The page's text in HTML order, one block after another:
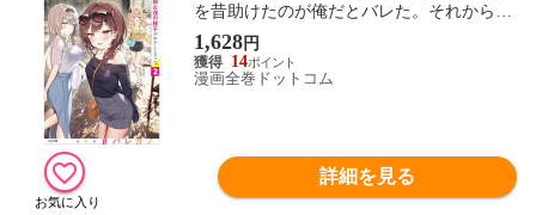
を昔助けたのが俺だとバレた。それから彼
女達の様子がおかしくなった (全2冊) 全巻
セット
1,628円
14
漫画全巻ドットコム
詳細を見る